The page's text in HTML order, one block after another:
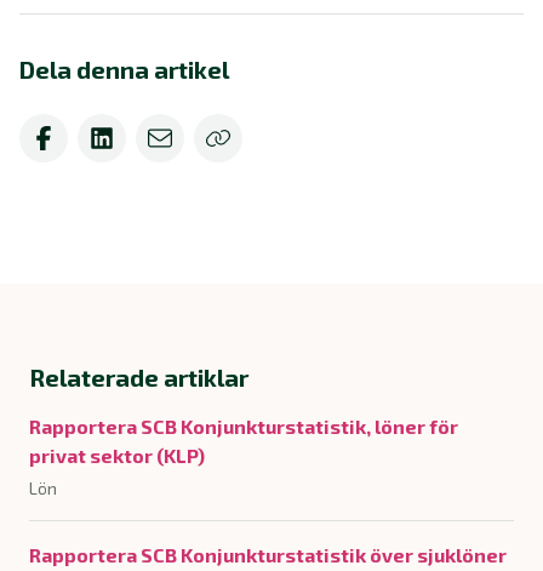
Dela denna artikel
Relaterade artiklar
Rapportera SCB Konjunkturstatistik, löner för
privat sektor (KLP)
Lön
Rapportera SCB Konjunkturstatistik över sjuklöner